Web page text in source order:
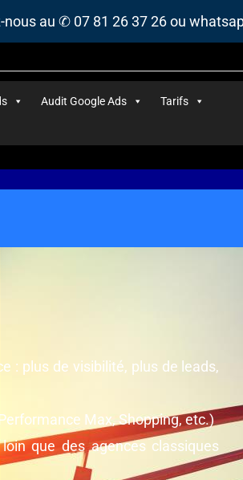
au ✆ 07 81 26 37 26 ou
Audit Google Ads Tarifs
: plus de visibilité, plus de leads,
Max, Shopping, etc.)
que des agences classiques